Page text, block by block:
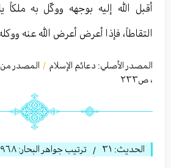
أقبل الله إليه بوجهه ووكّل به ملكاً
التقاطاً، فإذا أعرض أعرض الله عنه
المصدر الأصلي: دعائم الإسلام / المصدر من
، ص٢٣٣
الحديث: ٣١ / ترتيب جواهر البحار: